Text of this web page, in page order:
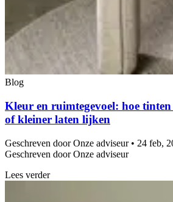
Blog
Kleur en ruimtegevoel: hoe
of kleiner laten lijken
Geschreven door Onze adviseur • 24 feb,
Geschreven door Onze adviseur
Lees verder